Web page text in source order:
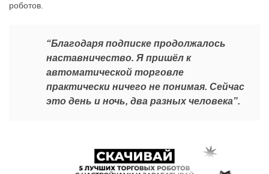
роботов.
“Благодаря подписке продолжалось
наставничество. Я пришёл к
автоматической торговле
практически ничего не понимая. Сейчас
это день и ночь, два разных человека”.